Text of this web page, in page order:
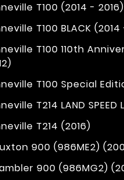
T100 (2014 - 2016)
T100 BLACK
T100 110th
T100 Special
T214 LAND SPEED
T214 (2016)
900 (986ME2)
900 (986MG2)